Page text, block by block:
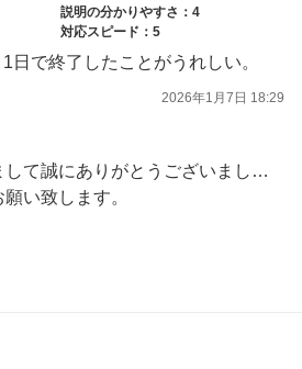
説明の分かりやすさ：4
対応スピード：5
日で終了したことがうれしい。
2026年1月7日 18:29
当店をご利用頂きまして誠にありがとうございました。
い致します。